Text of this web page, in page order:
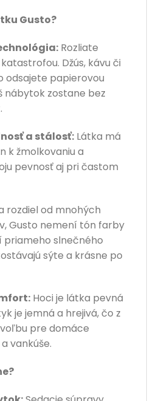
Gusto?
Rozliate
Džús, kávu či
odsajete papierovou
nábytok zostane bez
a stálosť:Látka má
k žmolkovaniu a
pevnosť aj pri častom
rozdiel od mnohých
Gusto nemení tón farby
priameho slnečného
sýte a krásne po
Hoci je látka pevná
je jemná a hrejivá, čo z
pre domáce
vankúše.